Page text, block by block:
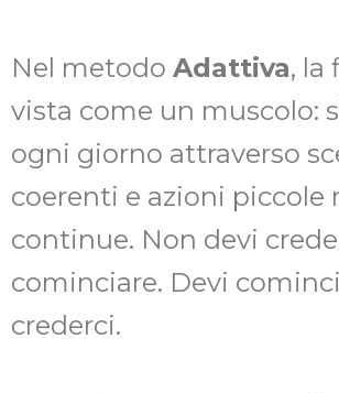
Nel metodo Adattiva, la
vista come un muscolo:
ogni giorno attraverso
coerenti e azioni piccole
continue. Non devi
cominciare. Devi
crederci.